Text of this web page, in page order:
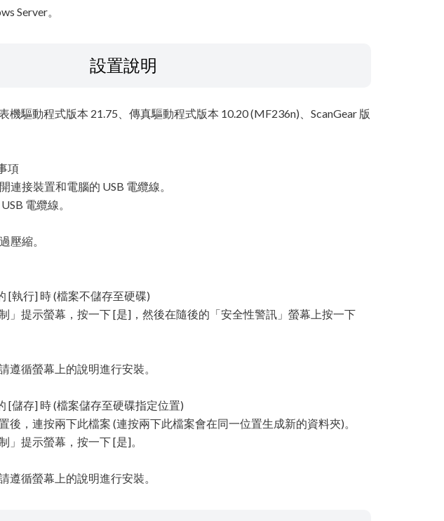
Server。
設置說明
機驅動程式版本 21.75、傳真驅動程式版本 10.20 (MF236n)、ScanGear 版
項
連接裝置和電腦的 USB 電纜線。
電纜線。
壓縮。
[執行] 時 (檔案不儲存至硬碟)
」提示螢幕，按一下 [是]，然後在隨後的「安全性警訊」螢幕上按一下
遵循螢幕上的說明進行安裝。
[儲存] 時 (檔案儲存至硬碟指定位置)
後，連按兩下此檔案 (連按兩下此檔案會在同一位置生成新的資料夾)。
」提示螢幕，按一下 [是]。
遵循螢幕上的說明進行安裝。